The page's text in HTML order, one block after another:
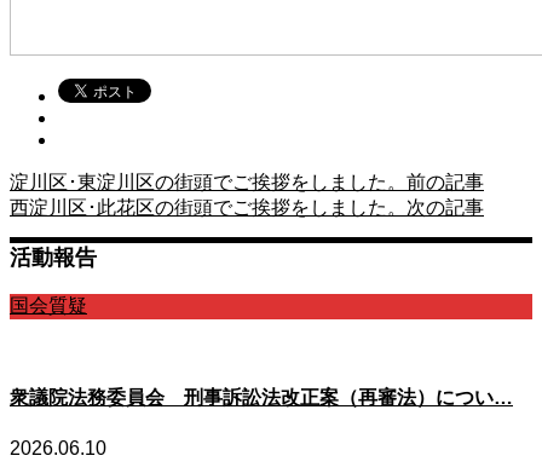
淀川区･東淀川区の街頭でご挨拶をしました。 前の記事
西淀川区･此花区の街頭でご挨拶をしました。 次の記事
活動報告
国会質疑
衆議院法務委員会 刑事訴訟法改正案（再審法）につい…
2026.06.10